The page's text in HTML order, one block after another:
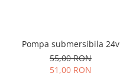
Pompa submersibila 24v
55,00 RON
51,00 RON